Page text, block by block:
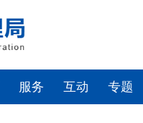
服务 互动 专题